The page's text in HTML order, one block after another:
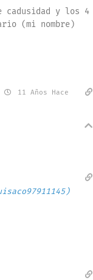
cadusidad y los 4
(mi nombre)
11 Años Hace